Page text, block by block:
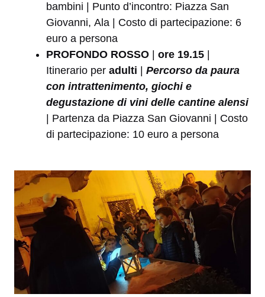
bambini | Punto d’incontro: Piazza San
Giovanni, Ala | Costo di partecipazione: 6
euro a persona
PROFONDO ROSSO
ore 19.15
Itinerario per adulti
Percorso da paura
con intrattenimento, giochi e
degustazione di vini delle cantine alensi
| Partenza da Piazza San Giovanni | Costo
di partecipazione: 10 euro a persona